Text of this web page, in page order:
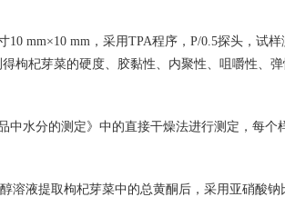
10 mm×10 mm，采用TPA程序，P/0.5探头，试
枸杞芽菜的硬度、胶黏性、内聚性、咀嚼性、弹
中水分的测定》中的直接干燥法进行测定，每个
溶液提取枸杞芽菜中的总黄酮后，采用亚硝酸